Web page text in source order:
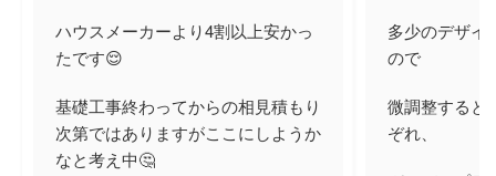
ハウスメーカーより4割以上安かっ
たです😌
基礎工事終わってからの相見積もり
次第ではありますがここにしようか
なと考え中🤔
多少のデザイ
ので
微調整すると
ぞれ、